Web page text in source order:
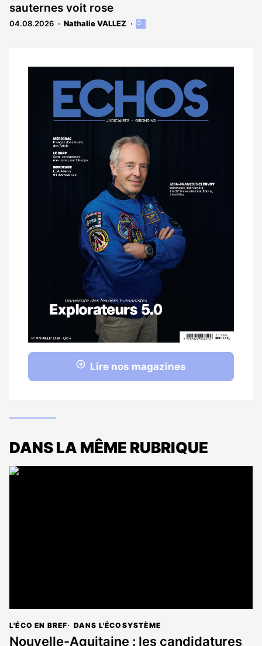
sauternes voit rose
04.08.2026 Nathalie VALLEZ
Cet
aux
abonnés
dernier
magazine
Lire nos magazines
DANS LA MÊME RUBRIQUE
L'ÉCO EN BREF DANS L'ÉCOSYSTÈME
Nouvelle-Aquitaine : les candidatures